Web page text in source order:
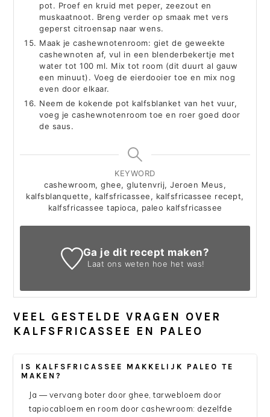
pot. Proef en kruid met peper, zeezout en
muskaatnoot. Breng verder op smaak met vers
geperst citroensap naar wens.
Maak je cashewnotenroom: giet de geweekte
cashewnoten af, vul in een blenderbekertje met
water tot 100 ml. Mix tot room (dit duurt al gauw
een minuut). Voeg de eierdooier toe en mix nog
even door elkaar.
Neem de kokende pot kalfsblanket van het vuur,
voeg je cashewnotenroom toe en roer goed door
de saus.
KEYWORD
cashewroom, ghee, glutenvrij, Jeroen Meus,
kalfsblanquette, kalfsfricassee, kalfsfricassee recept,
kalfsfricassee tapioca, paleo kalfsfricassee
Ga je dit recept maken?
Laat ons weten hoe het was!
VEEL GESTELDE VRAGEN OVER
KALFSFRICASSEE EN PALEO
IS KALFSFRICASSEE MAKKELIJK PALEO TE
MAKEN?
Ja — vervang boter door ghee, tarwebloem door
tapiocabloem en room door cashewroom: dezelfde